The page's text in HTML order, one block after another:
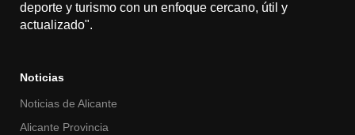
deporte y turismo con un enfoque cercano, útil y
actualizado".
Noticias
Noticias de Alicante
Alicante Provincia